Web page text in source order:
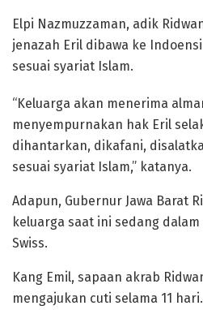
Elpi Nazmuzzaman, adik
jenazah Eril dibawa ke
sesuai syariat Islam.
“Keluarga akan menerima
menyempurnakan hak Eril
dihantarkan, dikafani,
sesuai syariat Islam,” katanya.
Adapun, Gubernur Jawa Barat
keluarga saat ini sedang
Swiss.
Kang Emil, sapaan akrab
mengajukan cuti selama 11 hari.